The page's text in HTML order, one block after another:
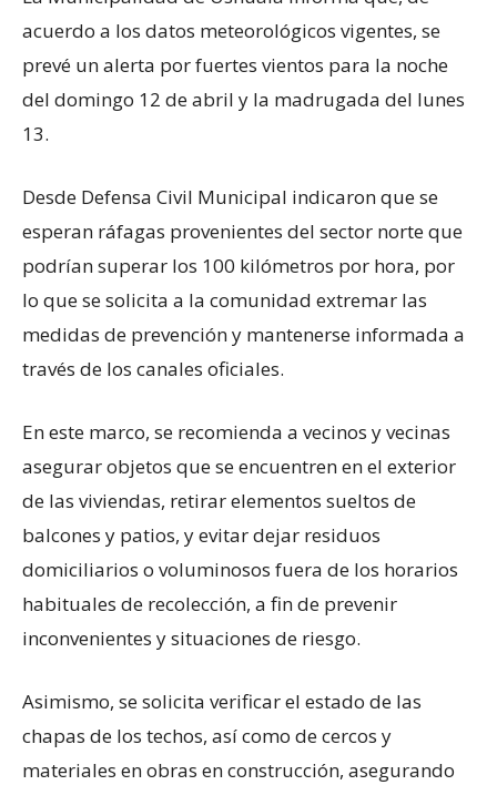
acuerdo a los datos meteorológicos vigentes, se
prevé un alerta por fuertes vientos para la noche
del domingo 12 de abril y la madrugada del lunes
13.
Desde Defensa Civil Municipal indicaron que se
esperan ráfagas provenientes del sector norte que
podrían superar los 100 kilómetros por hora, por
lo que se solicita a la comunidad extremar las
medidas de prevención y mantenerse informada a
través de los canales oficiales.
En este marco, se recomienda a vecinos y vecinas
asegurar objetos que se encuentren en el exterior
de las viviendas, retirar elementos sueltos de
balcones y patios, y evitar dejar residuos
domiciliarios o voluminosos fuera de los horarios
habituales de recolección, a fin de prevenir
inconvenientes y situaciones de riesgo.
Asimismo, se solicita verificar el estado de las
chapas de los techos, así como de cercos y
materiales en obras en construcción, asegurando